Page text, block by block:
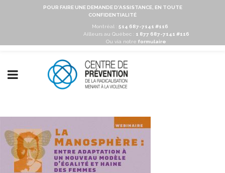
POUR FAIRE UNE DEMANDE D'ASSISTANCE, EN TOUTE
CONFIDENTIALITÉ
Montréal : 514 687-7141 #116
Ailleurs au Québec :
1 877 687-7141 #116
Ou via notre formulaire